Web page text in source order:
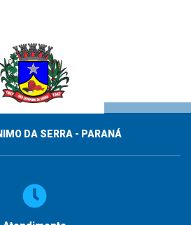
DA SERRA - PARANÁ